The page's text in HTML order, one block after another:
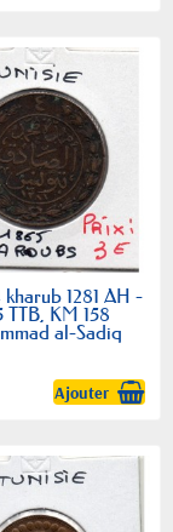
kharub 1281 AH -
TTB, KM 158
al-Sadiq
Ajouter